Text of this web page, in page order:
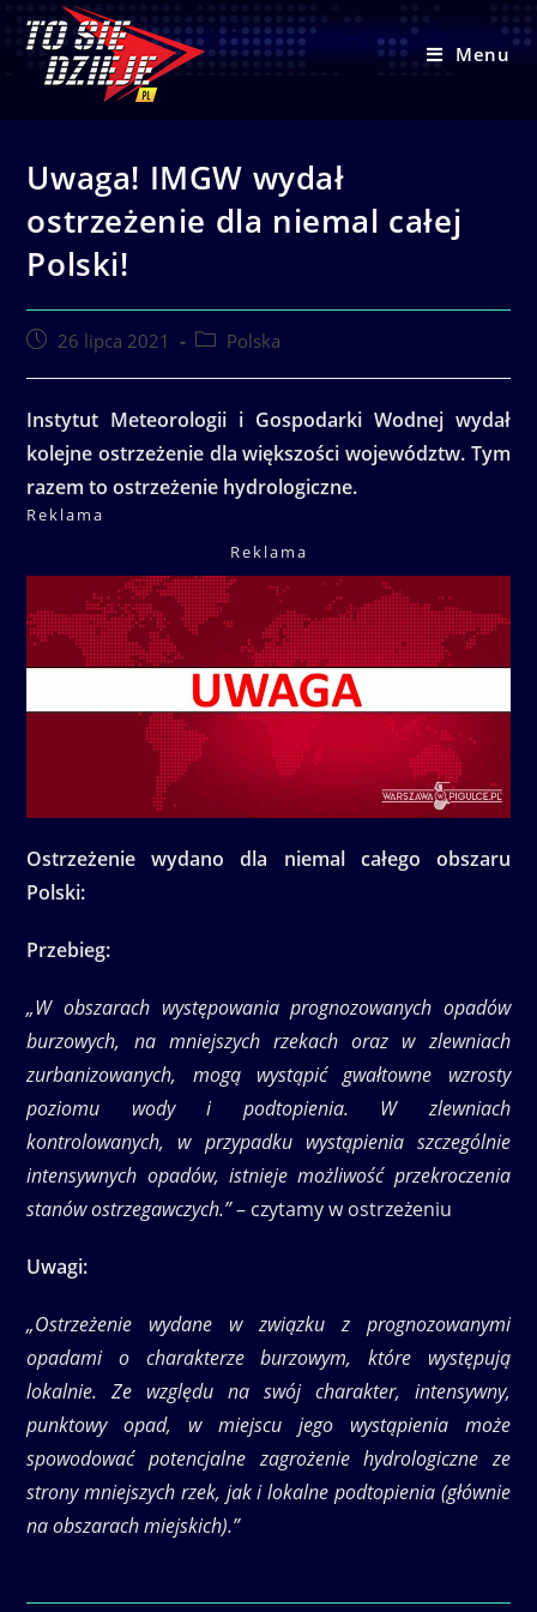
content
Menu
Uwaga! IMGW wydał
ostrzeżenie dla niemal całej
Polski!
Post26 lipca 2021
PostPolska
Instytut Meteorologii i Gospodarki Wodnej wydał
kolejne ostrzeżenie dla większości województw. Tym
razem to ostrzeżenie hydrologiczne.
Reklama
Reklama
Ostrzeżenie wydano dla niemal całego obszaru
Polski:
Przebieg:
„W obszarach występowania prognozowanych opadów
burzowych, na mniejszych rzekach oraz w zlewniach
zurbanizowanych, mogą wystąpić gwałtowne wzrosty
poziomu wody i podtopienia. W zlewniach
kontrolowanych, w przypadku wystąpienia szczególnie
intensywnych opadów, istnieje możliwość przekroczenia
stanów ostrzegawczych.”– czytamy w ostrzeżeniu
Uwagi:
„Ostrzeżenie wydane w związku z prognozowanymi
opadami o charakterze burzowym, które występują
lokalnie. Ze względu na swój charakter, intensywny,
punktowy opad, w miejscu jego wystąpienia może
spowodować potencjalne zagrożenie hydrologiczne ze
strony mniejszych rzek, jak i lokalne podtopienia (głównie
na obszarach miejskich).”